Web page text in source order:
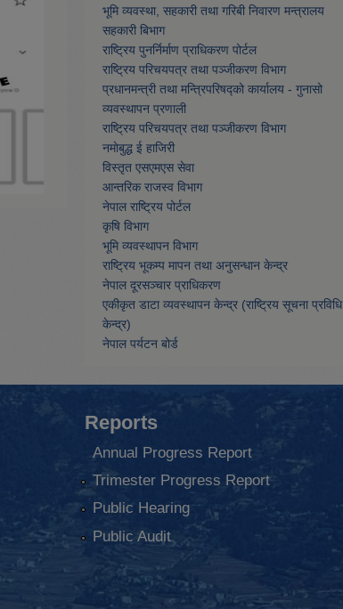
भूमि व्यवस्था, सहकारी तथा गरिबी निवारण मन्त्रालय
सहकारी बिभाग
राष्ट्रिय पुनर्निर्माण प्राधिकरण पोर्टल
राष्ट्रिय परिचयपत्र तथा पञ्जीकरण विभाग
प्रधानमन्त्री तथा मन्त्रिपरिषद्को कार्यालय - गुनासो
व्यवस्थापन प्रणाली
राष्ट्रिय परिचयपत्र तथा पञ्जीकरण विभाग
नमाेबुद्ध ई हाजिरी
विस्तृत एसएमएस सेवा
आन्तरिक राजस्व विभाग
नेपाल राष्ट्रिय पोर्टल
कृषि विभाग
भूमि व्यवस्थापन विभाग
राष्ट्रिय भूकम्प मापन तथा अनुसन्धान केन्द्र
नेपाल दूरसञ्चार प्राधिकरण
एकीकृत डाटा व्यवस्थापन केन्द्र (राष्ट्रिय सूचना प्रविधि
केन्द्र)
नेपाल पर्यटन बोर्ड
Reports
Annual Progress Report
Trimester Progress Report
Public Hearing
Public Audit